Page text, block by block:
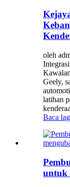
oleh
Geely,
latihan
Baca
untuk